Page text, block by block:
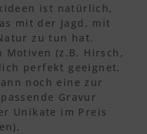
ist natürlich,
mit der Jagd, mit
zu tun hat.
Motiven (z.B. Hirsch,
perfekt geeignet.
noch eine zur
Gravur
Unikate im Preis